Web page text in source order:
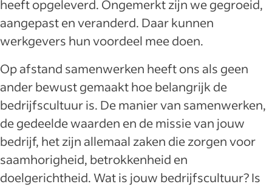
heeft opgeleverd. Ongemerkt zijn we gegroeid,
aangepast en veranderd. Daar kunnen
werkgevers hun voordeel mee doen.
Op afstand samenwerken heeft ons als geen
ander bewust gemaakt hoe belangrijk de
bedrijfscultuur is. De manier van samenwerken,
de gedeelde waarden en de missie van jouw
bedrijf, het zijn allemaal zaken die zorgen voor
saamhorigheid, betrokkenheid en
doelgerichtheid. Wat is jouw bedrijfscultuur? Is